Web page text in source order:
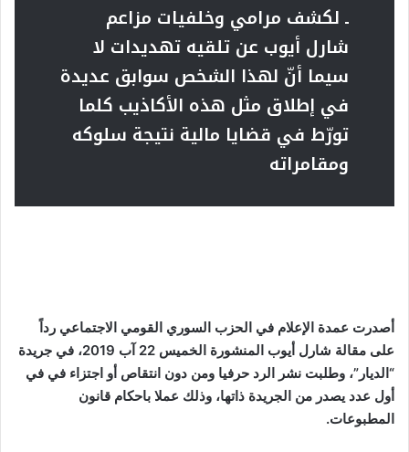
ـ لكشف مرامي وخلفيات مزاعم
شارل أيوب عن تلقيه تهديدات لا
سيما أنّ لهذا الشخص سوابق عديدة
في إطلاق مثل هذه الأكاذيب كلما
تورّط في قضايا مالية نتيجة سلوكه
ومقامراته
أصدرت عمدة الإعلام في الحزب السوري القومي الاجتماعي رداً
على مقالة شارل أيوب المنشورة الخميس 22 آب 2019، في جريدة
“الديار”، وطلبت نشر الرد حرفيا ومن دون انتقاص أو اجتزاء في في
أول عدد يصدر من الجريدة ذاتها، وذلك عملا باحكام قانون
المطبوعات.